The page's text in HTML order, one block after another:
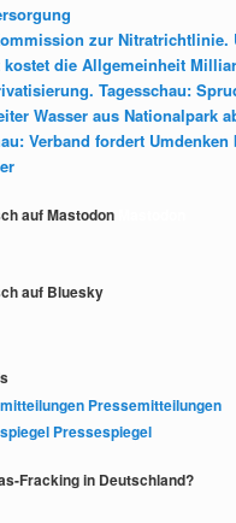
zur Nitratrichtlinie.
die Allgemeinheit
Tagesschau:
Wasser aus Nationalpark
Verband fordert Umdenken
auf Mastodon
auf Bluesky
Pressemitteilungen
Pressespiegel
Fracking in Deutschland?